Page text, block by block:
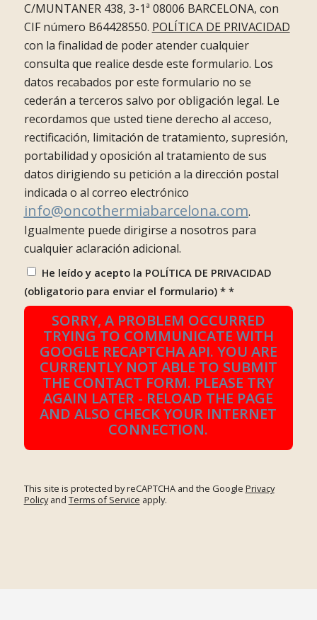
C/MUNTANER 438, 3-1ª 08006 BARCELONA, con
CIF número B64428550. POLÍTICA DE PRIVACIDAD
con la finalidad de poder atender cualquier
consulta que realice desde este formulario. Los
datos recabados por este formulario no se
cederán a terceros salvo por obligación legal. Le
recordamos que usted tiene derecho al acceso,
rectificación, limitación de tratamiento, supresión,
portabilidad y oposición al tratamiento de sus
datos dirigiendo su petición a la dirección postal
indicada o al correo electrónico
info@oncothermiabarcelona.com.
Igualmente puede dirigirse a nosotros para
cualquier aclaración adicional.
He leído y acepto la POLÍTICA DE PRIVACIDAD
(obligatorio para enviar el formulario) * *
SORRY, A PROBLEM OCCURRED
TRYING TO COMMUNICATE WITH
GOOGLE RECAPTCHA API. YOU ARE
CURRENTLY NOT ABLE TO SUBMIT
THE CONTACT FORM. PLEASE TRY
AGAIN LATER - RELOAD THE PAGE
AND ALSO CHECK YOUR INTERNET
CONNECTION.
This site is protected by reCAPTCHA and the Google Privacy
Policyand Terms of Service apply.